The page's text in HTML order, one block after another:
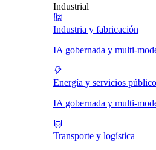
Industrial
Industria y fabricación
IA gobernada y multi-
Energía y servicios
IA gobernada y multi-
Transporte y logística